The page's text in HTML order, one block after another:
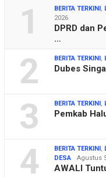
1 BERITA TERKINI ,
2026
DPRD dan
…
2 BERITA TERKINI ,
Dubes
3 BERITA TERKINI ,
Pemkab
4 BERITA TERKINI ,
DESA
Agustus
AWALI